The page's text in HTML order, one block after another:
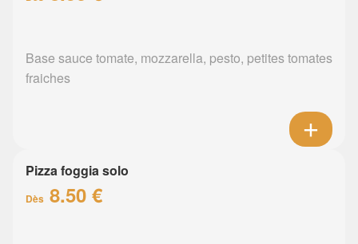
Base sauce tomate, mozzarella, pesto, petites tomates
fraiches
Pizza foggia solo
Dès 8.50 €